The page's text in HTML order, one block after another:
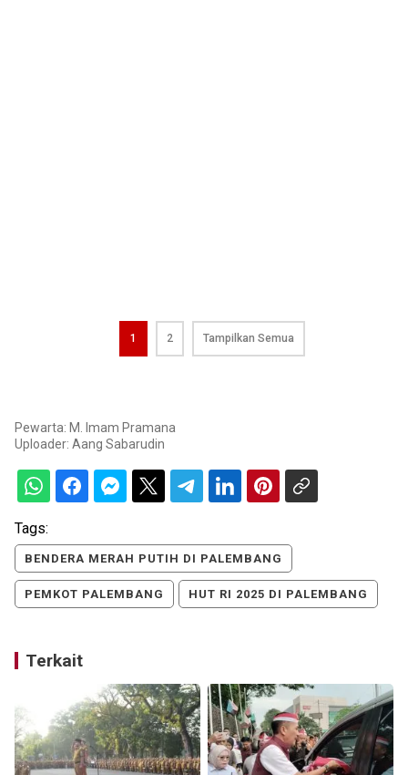
1 2 Tampilkan Semua
Pewarta: M. Imam Pramana
Uploader: Aang Sabarudin
Tags:
BENDERA MERAH PUTIH DI PALEMBANG
PEMKOT PALEMBANG HUT RI 2025 DI PALEMBANG
Terkait